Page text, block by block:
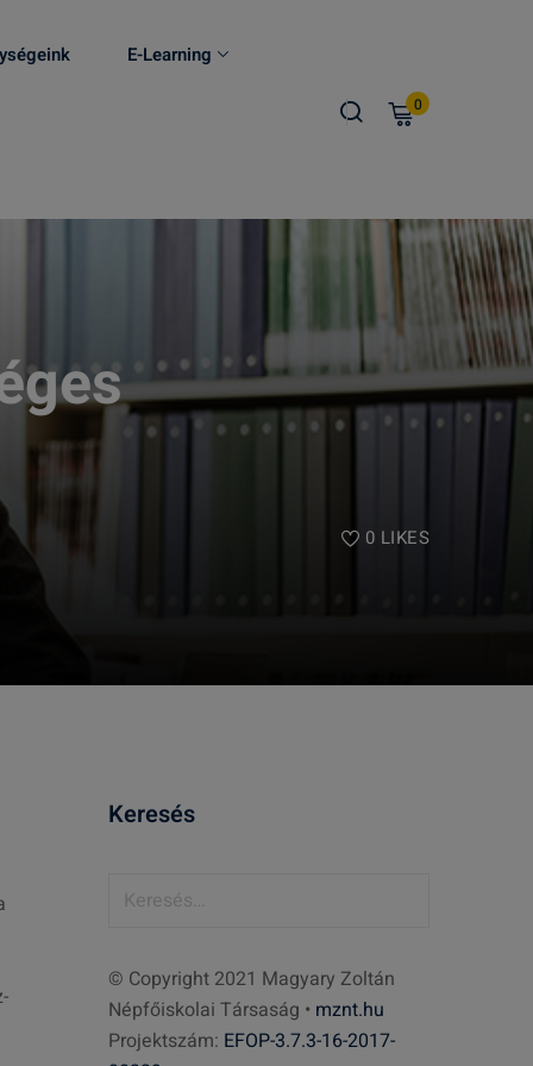
E-Learning
0
0 LIKES
Keresés
e
s
é
© Copyright 2021 Magyary Zoltán
Népfőiskolai Társaság • mznt.hu
Projektszám: EFOP-3.7.3-16-2017-